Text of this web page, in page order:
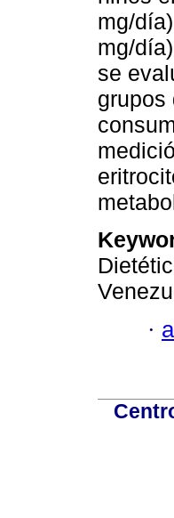
mg/
mg/
se
grupos
·